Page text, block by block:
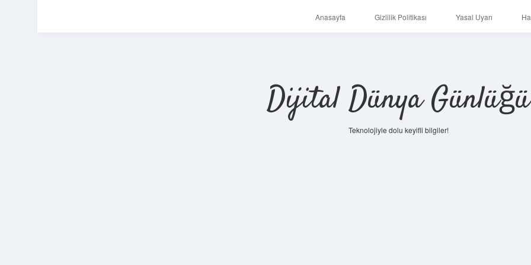
Anasayfa Gizlilik Politikası Yasal Uyarı
Dijital Dünya Günlüğü
Teknolojiyle dolu keyifli bilgiler!